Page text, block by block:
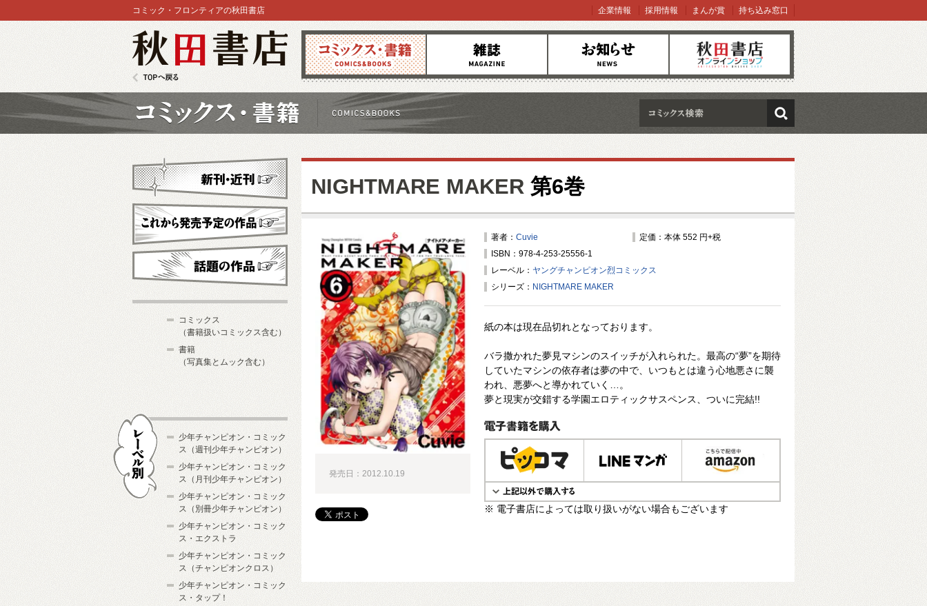
コミックス 雑誌 お知らせ オンラインショップ
コミック・フロンティアの秋田書店 企業情報 採用情報 まんが賞 持ち込み窓口
検索
NIGHTMARE MAKER 第6巻
著者： Cuvie
定価：本体 552 円+税
ISBN：978-4-253-25556-1
レーベル： ヤングチャンピオン烈コミックス
シリーズ： NIGHTMARE MAKER
紙の本は現在品切れとなっております。
バラ撒かれた夢見マシンのスイッチが入れられた。最高の“夢”を期待
していたマシンの依存者は夢の中で、いつもとは違う心地悪さに襲
われ、悪夢へと導かれていく…。
夢と現実が交錯する学園エロティックサスペンス、ついに完結!!
電子書籍で購入
※ 電子書店によっては取り扱いがない場合もございます
発売日：2012.10.19
新刊・近刊
これから発売予定
コミックス
（書籍扱いコミックス含む）
書籍
（写真集とムック含む）
少年チャンピオン・コミック
ス（週刊少年チャンピオン）
少年チャンピオン・コミック
ス（月刊少年チャンピオン）
少年チャンピオン・コミック
ス（別冊少年チャンピオン）
少年チャンピオン・コミック
ス・エクストラ
少年チャンピオン・コミック
ス（チャンピオンクロス）
少年チャンピオン・コミック
ス・タップ！